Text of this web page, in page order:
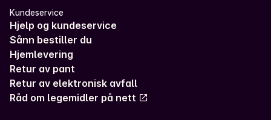
Kundeservice
Hjelp og kundeservice
Sånn bestiller du
Hjemlevering
Retur av pant
Retur av elektronisk avfall
Råd om legemidler på nett